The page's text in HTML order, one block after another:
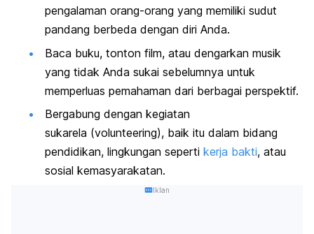
pengalaman orang-orang yang memiliki sudut
pandang berbeda dengan diri Anda.
Baca buku, tonton film, atau dengarkan musik
yang tidak Anda sukai sebelumnya untuk
memperluas pemahaman dari berbagai perspektif.
Bergabung dengan kegiatan
sukarela (volunteering), baik itu dalam bidang
pendidikan, lingkungan seperti kerja bakti, atau
sosial kemasyarakatan.
Iklan